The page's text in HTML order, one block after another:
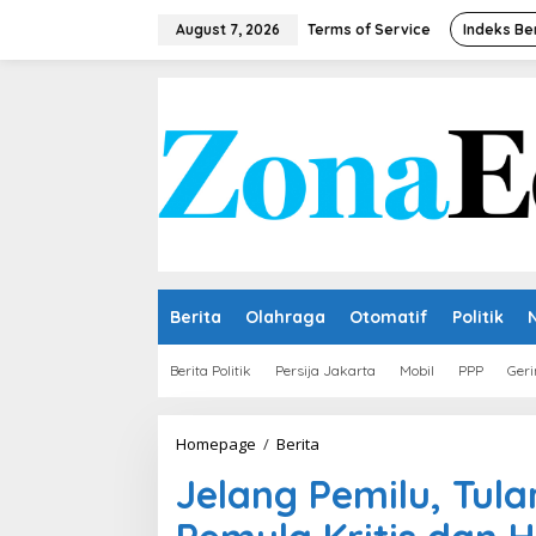
August 7, 2026 Terms of Service Indeks
Berita Olahraga Otomatif Politik
Berita Politik Persija Jakarta Mobil PPP
Homepage / Berita
Tular
Nalar
Ajak
Jelang Pemilu,